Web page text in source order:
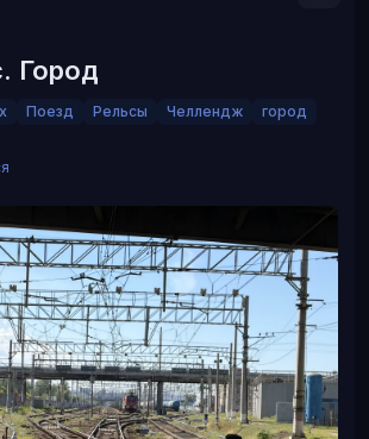
Город
Поезд Рельсы Челлендж город